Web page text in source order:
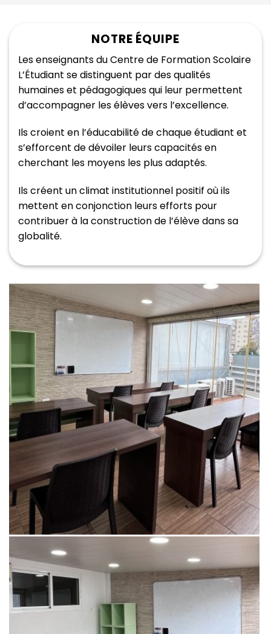
NOTRE ÉQUIPE
Les enseignants du Centre de Formation Scolaire
L’Étudiant se distinguent par des qualités
humaines et pédagogiques qui leur permettent
d’accompagner les élèves vers l’excellence.
Ils croient en l’éducabilité de chaque étudiant et
s’efforcent de dévoiler leurs capacités en
cherchant les moyens les plus adaptés.
Ils créent un climat institutionnel positif où ils
mettent en conjonction leurs efforts pour
contribuer à la construction de l’élève dans sa
globalité.